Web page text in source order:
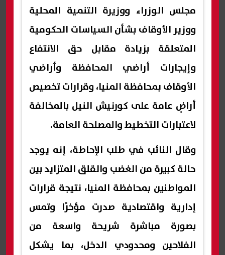
مجلس الوزراء ووزيرة التنمية المحلية
ووزير الأوقاف بشأن السياسات الحكومية
المتعلقة بزيادة مقابل حق الانتفاع
وإيجارات أراضي المحافظة وأراضي
الأوقاف بمحافظة المنيا، وقرارات تخصيص
أراضٍ عامة على كورنيش النيل بالمخالفة
لاعتبارات التخطيط والمصلحة العامة.
وقال النائب في طلب الإحاطة، إنه يوجد
حالة كبيرة من الغضب والقلق المتزايد بين
المواطنين بمحافظة المنيا، نتيجة قرارات
إدارية واقتصادية صدرت مؤخرًا وتمس
بصورة مباشرة شريحة واسعة من
الفلاحين ومحدودي الدخل، بما يشكل